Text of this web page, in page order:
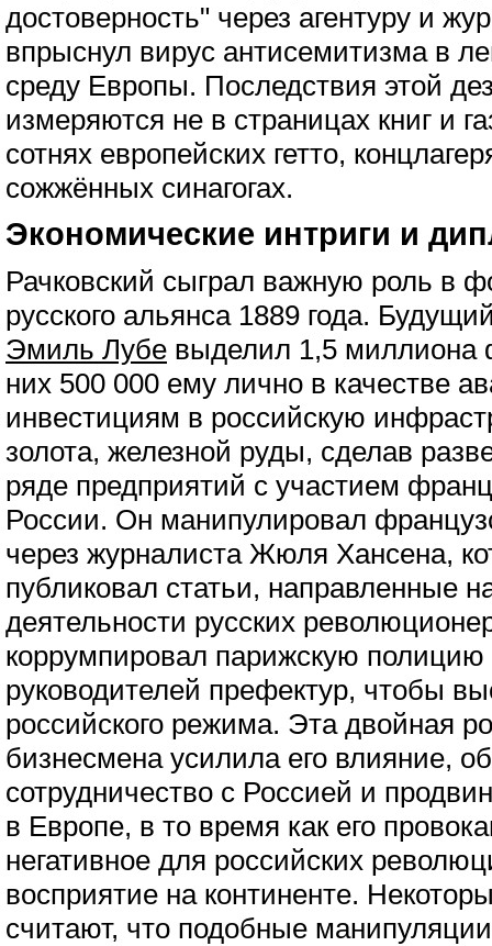
достоверность" через агентуру и
впрыснул вирус антисемитизма в
среду Европы. Последствия этой
измеряются не в страницах книг и
сотнях европейских гетто,
сожжённых синагогах.
Экономические интриги и
Рачковский сыграл важную роль в
русского альянса 1889 года.
Эмиль Лубе выделил 1,5 миллиона
них 500 000 ему лично в качестве
инвестициям в российскую
золота, железной руды, сделав
ряде предприятий с участием
России. Он манипулировал
через журналиста Жюля Хансена,
публиковал статьи, направленные
деятельности русских
коррумпировал парижскую полицию
руководителей префектур, чтобы
российского режима. Эта двойная
бизнесмена усилила его влияние,
сотрудничество с Россией и
в Европе, в то время как его
негативное для российских
восприятие на континенте.
считают, что подобные